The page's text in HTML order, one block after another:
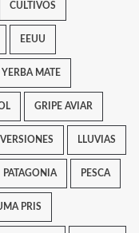
CULTIVOS
EEUU
MATE
GRIPE AVIAR
LLUVIAS
PATAGONIA PESCA
PRIS